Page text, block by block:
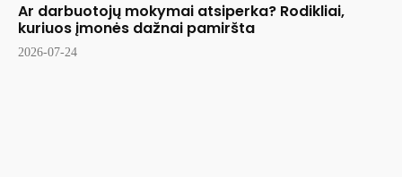
Ar darbuotojų mokymai atsiperka? Rodikliai,
kuriuos įmonės dažnai pamiršta
2026-07-24